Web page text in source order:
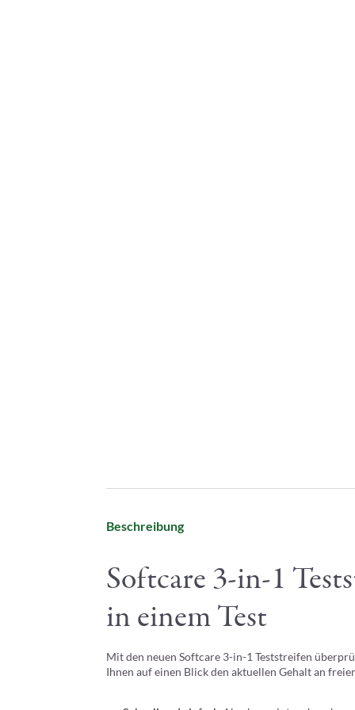
Beschreibung
Softcare 3-in-1
in einem Test
Mit den neuen Softcare 3-in-1 Teststreifen
Ihnen auf einen Blick den aktuellen Gehalt an